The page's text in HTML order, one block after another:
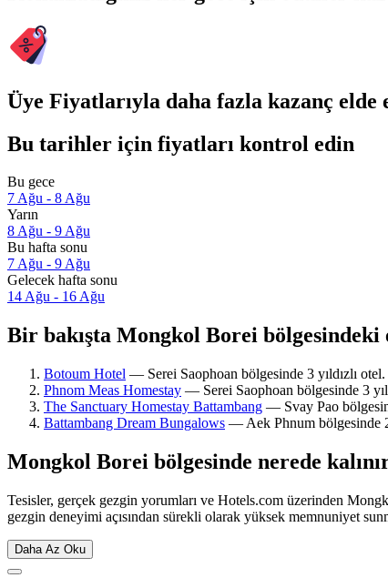
Üye Fiyatlarıyla daha fazla kazanç elde
Bu tarihler için fiyatları kontrol edin
Bu gece
7 Ağu - 8 Ağu
Yarın
8 Ağu - 9 Ağu
Bu hafta sonu
7 Ağu - 9 Ağu
Gelecek hafta sonu
14 Ağu - 16 Ağu
Bir bakışta Mongkol Borei bölgesindeki
Botoum Hotel — Serei Saophoan bölgesinde 3 yıldızlı
Phnom Meas Homestay — Serei Saophoan bölgesinde 3
The Sanctuary Homestay Battambang — Svay Pao
Battambang Dream Bungalows — Aek Phnum bölgesinde
Mongkol Borei bölgesinde nerede
Tesisler, gerçek gezgin yorumları ve Hotels.com üzerinden
gezgin deneyimi açısından sürekli olarak yüksek memnuniyet
Daha Az Oku